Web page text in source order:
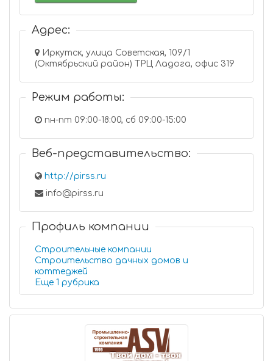
Адрес:
Иркутск, улица Советская, 109/1
(Октябрьский район) ТРЦ Ладога, офис 319
Режим работы:
пн-пт 09:00-18:00, сб 09:00-15:00
Веб-представительство:
http://pirss.ru
info@pirss.ru
Профиль компании
Строительные компании
Строительство дачных домов и
коттеджей
Еще 1 рубрика